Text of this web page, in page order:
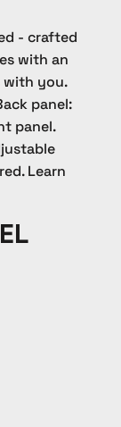
- crafted
with an
with you.
panel:
panel.
Learn